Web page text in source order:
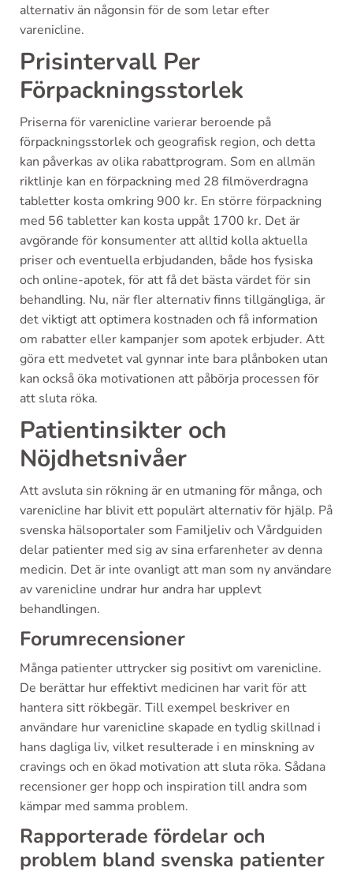
alternativ än någonsin för de som letar efter
varenicline.
Prisintervall Per
Förpackningsstorlek
Priserna för varenicline varierar beroende på
förpackningsstorlek och geografisk region, och detta
kan påverkas av olika rabattprogram. Som en allmän
riktlinje kan en förpackning med 28 filmöverdragna
tabletter kosta omkring 900 kr. En större förpackning
med 56 tabletter kan kosta uppåt 1700 kr. Det är
avgörande för konsumenter att alltid kolla aktuella
priser och eventuella erbjudanden, både hos fysiska
och online-apotek, för att få det bästa värdet för sin
behandling. Nu, när fler alternativ finns tillgängliga, är
det viktigt att optimera kostnaden och få information
om rabatter eller kampanjer som apotek erbjuder. Att
göra ett medvetet val gynnar inte bara plånboken utan
kan också öka motivationen att påbörja processen för
att sluta röka.
Patientinsikter och
Nöjdhetsnivåer
Att avsluta sin rökning är en utmaning för många, och
varenicline har blivit ett populärt alternativ för hjälp. På
svenska hälsoportaler som Familjeliv och Vårdguiden
delar patienter med sig av sina erfarenheter av denna
medicin. Det är inte ovanligt att man som ny användare
av varenicline undrar hur andra har upplevt
behandlingen.
Forumrecensioner
Många patienter uttrycker sig positivt om varenicline.
De berättar hur effektivt medicinen har varit för att
hantera sitt rökbegär. Till exempel beskriver en
användare hur varenicline skapade en tydlig skillnad i
hans dagliga liv, vilket resulterade i en minskning av
cravings och en ökad motivation att sluta röka. Sådana
recensioner ger hopp och inspiration till andra som
kämpar med samma problem.
Rapporterade fördelar och
problem bland svenska patienter